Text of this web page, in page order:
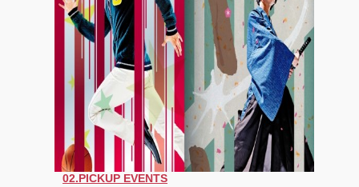
02.PICKUP EVENTS